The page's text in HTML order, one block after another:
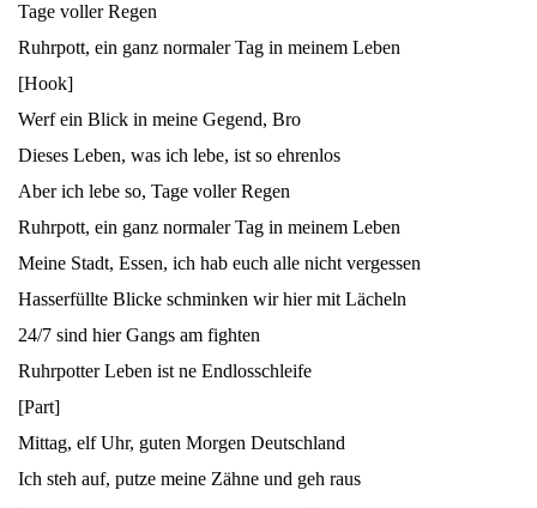
Tage voller Regen
Ruhrpott, ein ganz normaler Tag in meinem Leben
[Hook]
Werf ein Blick in meine Gegend, Bro
Dieses Leben, was ich lebe, ist so ehrenlos
Aber ich lebe so, Tage voller Regen
Ruhrpott, ein ganz normaler Tag in meinem Leben
Meine Stadt, Essen, ich hab euch alle nicht vergessen
Hasserfüllte Blicke schminken wir hier mit Lächeln
24/7 sind hier Gangs am fighten
Ruhrpotter Leben ist ne Endlosschleife
[Part]
Mittag, elf Uhr, guten Morgen Deutschland
Ich steh auf, putze meine Zähne und geh raus